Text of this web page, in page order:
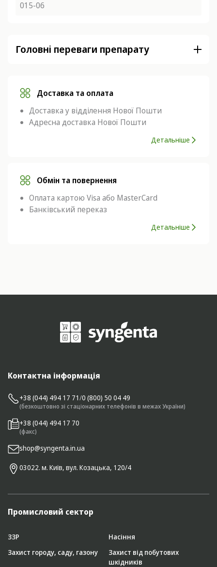
015-06
Головні переваги препарату
Доставка та оплата
Доставка у відділення Нової Пошти
Адресна доставка Нової Пошти
Детальніше
Обмін та повернення
Оплата картою Visa або MasterCard
Банківський переказ
Детальніше
Контактна інформація
+38 (044) 494 17 71/0 (800) 50 04 49
(безкоштовно зі стаціонарних телефонів в межах України)
+38 (044) 494 17 70
(факс)
shop@syngenta.in.ua
03022. м. Київ, вул. Козацька, 120/4
Промисловий сектор
ЗЗР
Насіння
Захист городу, саду, газону
Захист від побутових
шкідників